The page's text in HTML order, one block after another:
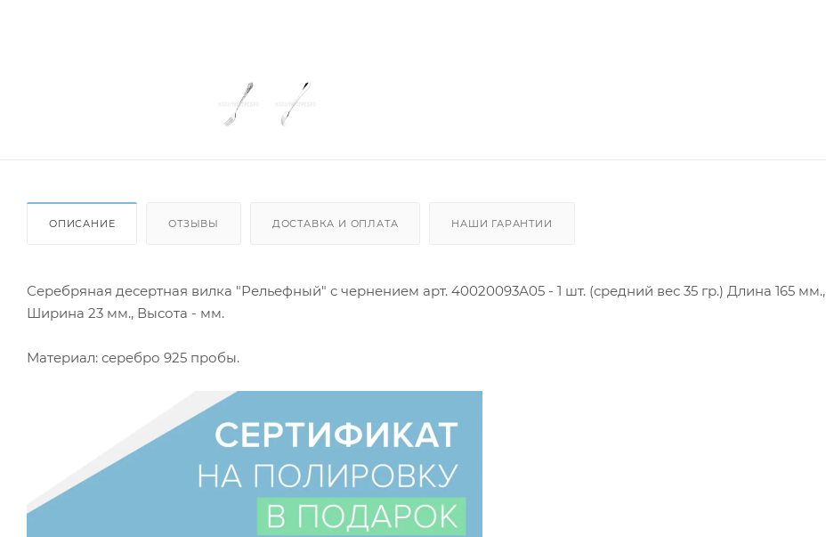
ОПИСАНИЕ ОТЗЫВЫ ДОСТАВКА И ОПЛАТА НАШИ ГАРАНТИИ
Серебряная десертная вилка "Рельефный" с чернением арт. 40020093А05 - 1 шт. (средний вес 35 гр.) Длина 165 мм.,
Ширина 23 мм., Высота - мм.
Материал: серебро 925 пробы.